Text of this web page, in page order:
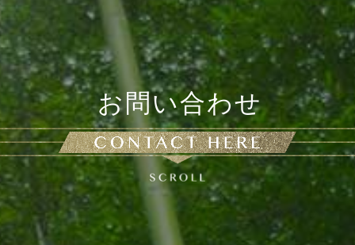
お問い合わせ